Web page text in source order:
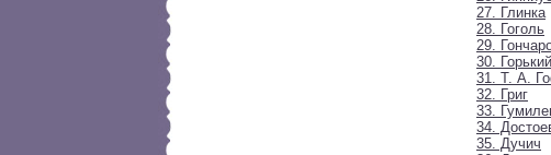
27. Глинка
28. Гоголь
29.
30. Горький
31. Т. А.
32. Григ
33.
34.
35. Дучич